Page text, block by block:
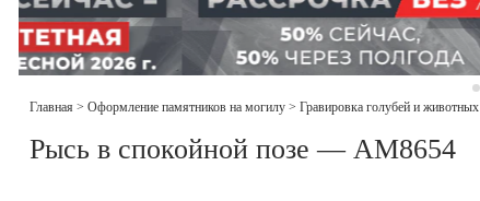
Главная > Оформление памятников на могилу > Гравировка голубей и животных
Рысь в спокойной позе — AM8654